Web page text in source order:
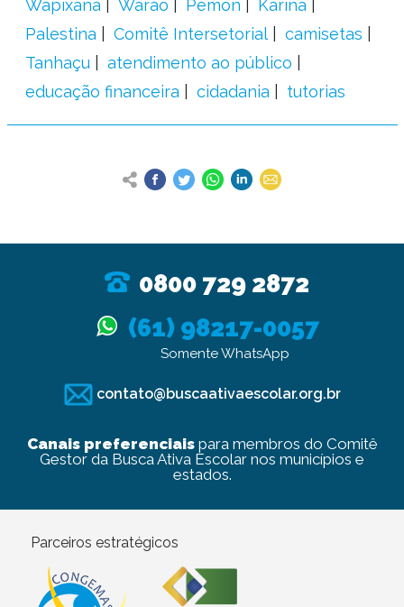
Wapixana
Warao Pemon
Kariña
Palestina
Comitê Intersetorial
camisetas
Tanhaçu
atendimento ao público
educação financeira
cidadania tutorias
0800 729 2872
(61) 98217-0057
Somente WhatsApp
contato@buscaativaescolar.org.br
Canais preferenciaispara membros do Comitê
Gestor da Busca Ativa Escolar nos municípios e
estados.
Parceiros estratégicos